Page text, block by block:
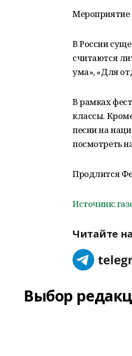
Мероприятие
В России
считаются
ума», «Для
В рамках
классы.
песни на
посмотреть
Продлится
Источник:
Читайте
Выбор